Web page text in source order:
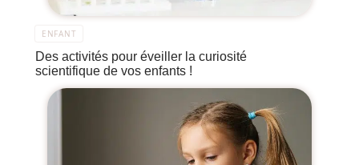
ENFANT
Des activités pour éveiller la curiosité
scientifique de vos enfants !